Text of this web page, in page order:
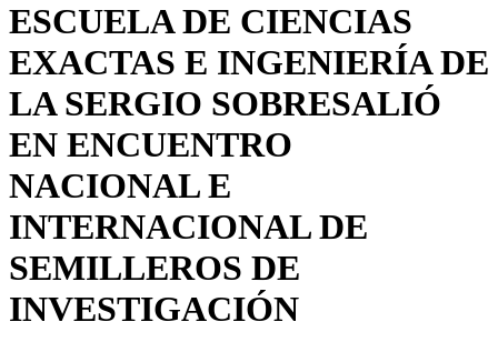
ESCUELA DE CIENCIAS
EXACTAS E INGENIERÍA DE
LA SERGIO SOBRESALIÓ
EN ENCUENTRO
NACIONAL E
INTERNACIONAL DE
SEMILLEROS DE
INVESTIGACIÓN